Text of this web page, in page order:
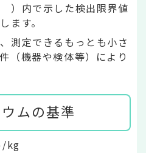
）内で示した検出限界値
ます。
測定できるもっとも小さ
（機器や検体等）により
ムの基準
/kg